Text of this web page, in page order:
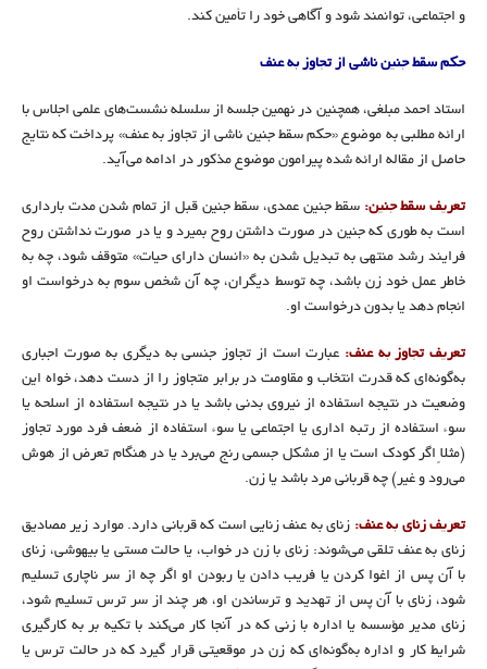
و اجتماعی، توانمند شود و آگاهی خود را تأمین کند.
حکم سقط جنین ناشی از تجاوز به عنف
استاد احمد مبلغی، همچنین در نهمین جلسه از سلسله نشست‌های علمی اجلاس با
ارائه مطلبی به موضوع «حکم سقط جنین ناشی از تجاوز به عنف» پرداخت که نتایج
حاصل از مقاله ارائه شده پیرامون موضوع مذکور در ادامه می‌آید.
تعریف سقط جنین: سقط جنین عمدی، سقط جنین قبل از تمام شدن مدت بارداری
است به طوری که جنین در صورت داشتن روح بمیرد و یا در صورت نداشتن روح
فرایند رشد منتهی به تبدیل شدن به «انسان داراى حیات» متوقف شود، چه به
خاطر عمل خود زن باشد، چه توسط دیگران، چه آن شخص سوم به درخواست او
انجام دهد یا بدون درخواست او.
تعریف تجاوز به عنف: عبارت است از تجاوز جنسی به دیگری به صورت اجباری
به‌گونه‌ای که قدرت انتخاب و مقاومت در برابر متجاوز را از دست دهد، خواه این
وضعیت در نتیجه استفاده از نیروی بدنی باشد یا در نتیجه استفاده از اسلحه یا
سوء استفاده از رتبه اداری یا اجتماعی یا سوء استفاده از ضعف فرد مورد تجاوز
(مثلاً اگر کودک است یا از مشکل جسمی رنج می‌برد یا در هنگام تعرض از هوش
می‌رود و غیر) چه قربانی مرد باشد یا زن.
تعریف زناى به عنف: زنای به عنف زنایی است که قربانی دارد. موارد زیر مصادیق
زنای به عنف تلقی می‌شوند: زناى با زن در خواب، یا حالت مستی یا بیهوشی، زنای
با آن پس از اغوا کردن یا فریب دادن یا ربودن او اگر چه از سر ناچاری تسلیم
شود، زناى با آن پس از تهدید و ترساندن او، هر چند از سر ترس تسلیم شود،
زنای مدیر مؤسسه یا اداره با زنی که در آنجا کار می‌کند با تکیه بر به کارگیری
شرایط کار و اداره به‌گونه‌ای که زن در موقعیتی قرار گیرد که در حالت ترس یا